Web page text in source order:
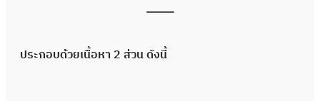
ประกอบด้วยเนื้อหา 2 ส่วน ดังนี้